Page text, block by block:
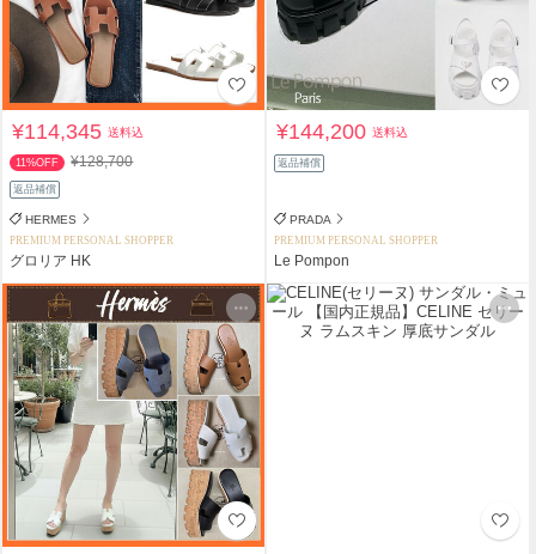
¥114,345送料込
11%OFF ¥128,700
返品補償
HERMES
PREMIUM PERSONAL SHOPPER
グロリア HK
¥144,200送料込
返品補償
PRADA
PREMIUM PERSONAL SHOPPER
Le Pompon